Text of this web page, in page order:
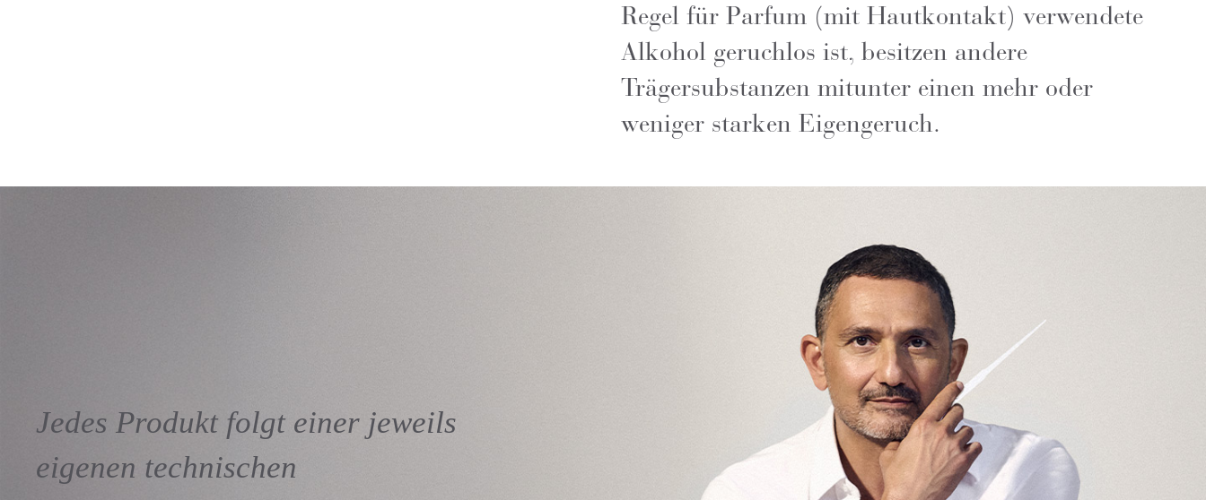
Regel für Parfum (mit Hautkontakt) verwendete
Alkohol geruchlos ist, besitzen andere
Trägersubstanzen mitunter einen mehr oder
weniger starken Eigengeruch.
Jedes Produkt folgt einer jeweils
eigenen technischen